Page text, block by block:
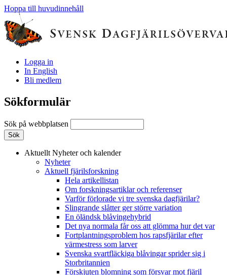
Hoppa till huvudinnehåll
Logga in
In English
Bli medlem
Sökformulär
Sök på webbplatsen
Aktuellt Nyheter och kalender
Nyheter
Aktuell fjärilsforskning
Hela artikellistan
Om forskningsartiklar och referenser
Varför förlorade vi tre svenska dagfjärilar?
Slingrande slåtter ger större variation
En öländsk blåvingehybrid
Det nya normala får oss att glömma hur det var
Fortplantningsproblem hos rapsfjärilar efter
värmestress som larver
Svenska svartfläckiga blåvingar sprider sig i
Storbritannien
Förskjuten blomning som försvar mot fjäril